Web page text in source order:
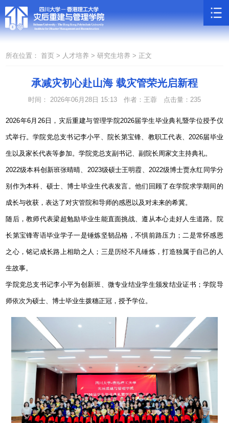
所在位置： 首页 > 人才培养 >研究生培养 > 正文
承减灾初心赴山海 载灾管荣光启新程
时间： 2026年06月28日 15:13 作者：王蓉 点击量： 235
2026年6月 26日，灾后重建与管理学院2026届学生毕业典礼暨学位授予仪
式举行。学院党总支书记李小平、院长第宝锋、教职工代表、2026届毕业
生以及家长代表等参加。学院党总支副书记、副院长周家文主持典礼。
2022级本科创新班张晴晴、 2023级硕士王明霞、 2022级博士贾永红同学分
别作为本科、硕士、博士毕业生代表发言。他们回顾了在学院求学期间的
成长与收获，表达了对灾管院和导师的感恩以及对未来的希冀。
随后，教师代表梁超勉励毕业生能直面挑战、遵从本心走好人生道路。院
长第宝锋寄语毕业学子一是锤炼坚韧品格，不惧前路压力；二是常怀感恩
之心，铭记成长路上相助之人；三是历经不凡锤炼，打造独属于自己的人
生故事。
学院党总支书记李小平为创新班、微专业结业学生颁发结业证书；学院导
师依次为硕士、博士毕业生拨穗正冠，授予学位。